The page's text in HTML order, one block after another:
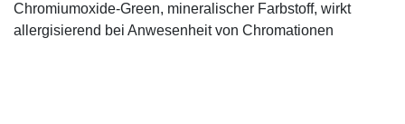
Chromiumoxide-Green, mineralischer ­Farbstoff, wirkt
allergisierend bei Anwesenheit von Chromationen